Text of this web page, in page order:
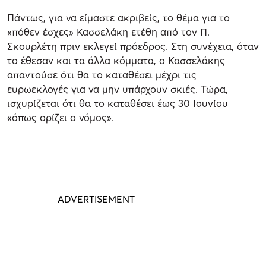
Πάντως, για να είμαστε ακριβείς, το θέμα για το
«πόθεν έσχες» Κασσελάκη ετέθη από τον Π.
Σκουρλέτη πριν εκλεγεί πρόεδρος. Στη συνέχεια, όταν
το έθεσαν και τα άλλα κόμματα, ο Κασσελάκης
απαντούσε ότι θα το καταθέσει μέχρι τις
ευρωεκλογές για να μην υπάρχουν σκιές. Τώρα,
ισχυρίζεται ότι θα το καταθέσει έως 30 Ιουνίου
«όπως ορίζει ο νόμος».